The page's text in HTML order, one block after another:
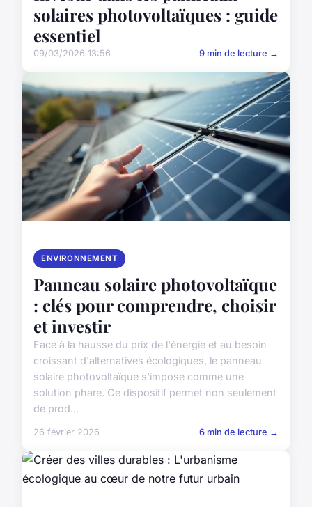
solaires photovoltaïques : guide
essentiel
09/03/2026 13:56 9 min de lecture →
ENVIRONNEMENT
Panneau solaire photovoltaïque
: clés pour comprendre, choisir
et investir
Face à la hausse du prix de l'énergie et au besoin
croissant d'alternatives écologiques, le panneau
solaire photovoltaïque s'impose comme une
solution phare. Ce dispositif permet non seulement
de prod...
26 février 2026 6 min de lecture →